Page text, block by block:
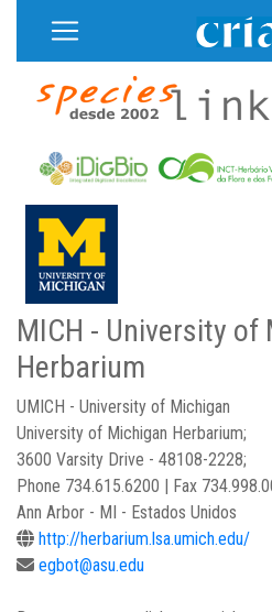
MICH - University of
Herbarium
UMICH - University of Michigan
University of Michigan Herbarium;
3600 Varsity Drive - 48108-2228;
Phone 734.615.6200 | Fax
Ann Arbor - MI - Estados Unidos
http://herbarium.lsa.umich.edu/
egbot@asu.edu